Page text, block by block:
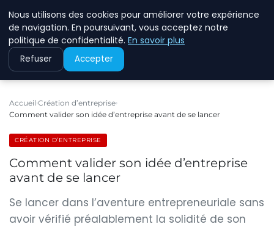
ECOMMCODE2
Accueil Création d’entreprise
Comment valider son idée d’entreprise avant de se lancer
CRÉATION D’ENTREPRISE
Comment valider son idée d’entreprise
avant de se lancer
Se lancer dans l’aventure entrepreneuriale sans
avoir vérifié préalablement la solidité de son
Nous utilisons des cookies pour améliorer votre expérience
de navigation. En poursuivant, vous acceptez notre
politique de confidentialité. En savoir plus
Refuser Accepter